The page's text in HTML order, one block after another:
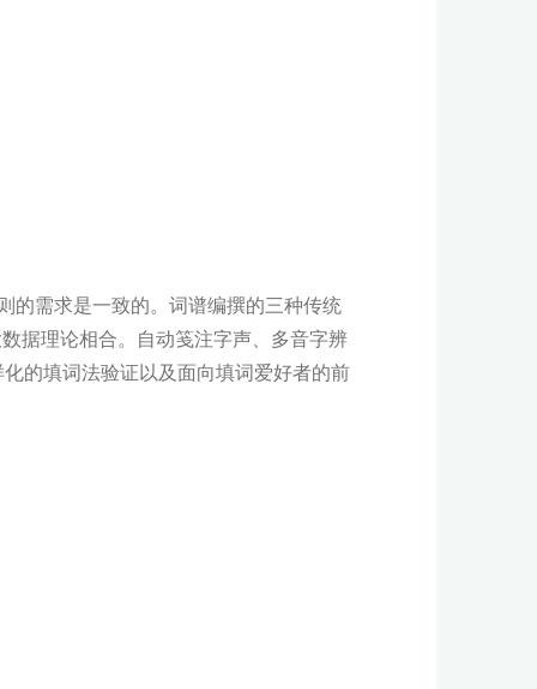
的需求是一致的。词谱编撰的三种传统
据理论相合。自动笺注字声、多音字辨
的填词法验证以及面向填词爱好者的前